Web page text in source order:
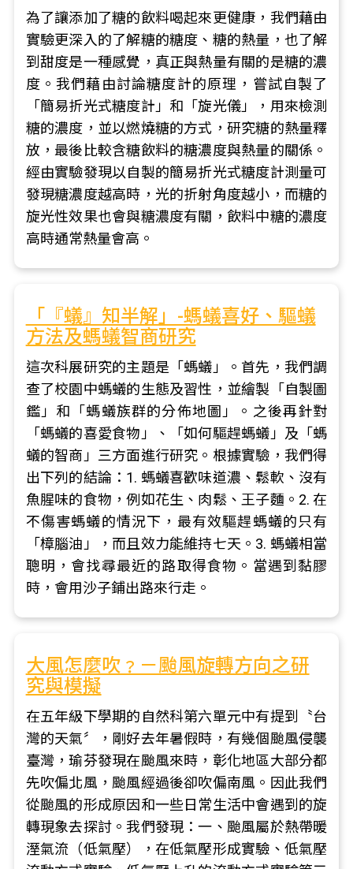
為了讓添加了糖的飲料喝起來更健康，我們藉由
實驗更深入的了解糖的糖度、糖的熱量，也了解
到甜度是一種感覺，真正與熱量有關的是糖的濃
度。我們藉由討論糖度計的原理，嘗試自製了
「簡易折光式糖度計」和「旋光儀」，用來檢測
糖的濃度，並以燃燒糖的方式，研究糖的熱量釋
放，最後比較含糖飲料的糖濃度與熱量的關係。
經由實驗發現以自製的簡易折光式糖度計測量可
發現糖濃度越高時，光的折射角度越小，而糖的
旋光性效果也會與糖濃度有關，飲料中糖的濃度
高時通常熱量會高。
「『蟻』知半解」-螞蟻喜好、驅蟻
方法及螞蟻智商研究
這次科展研究的主題是「螞蟻」。首先，我們調
查了校園中螞蟻的生態及習性，並繪製「自製圖
鑑」和「螞蟻族群的分佈地圖」。之後再針對
「螞蟻的喜愛食物」、「如何驅趕螞蟻」及「螞
蟻的智商」三方面進行研究。根據實驗，我們得
出下列的結論：1. 螞蟻喜歡味道濃、鬆軟、沒有
魚腥味的食物，例如花生、肉鬆、王子麵。2. 在
不傷害螞蟻的情況下，最有效驅趕螞蟻的只有
「樟腦油」，而且效力能維持七天。3. 螞蟻相當
聰明，會找尋最近的路取得食物。當遇到黏膠
時，會用沙子鋪出路來行走。
大風怎麼吹﹖－颱風旋轉方向之研
究與模擬
在五年級下學期的自然科第六單元中有提到〝台
灣的天氣〞，剛好去年暑假時，有幾個颱風侵襲
臺灣，瑜芬發現在颱風來時，彰化地區大部分都
先吹偏北風，颱風經過後卻吹偏南風。因此我們
從颱風的形成原因和一些日常生活中會遇到的旋
轉現象去探討。我們發現：一、颱風屬於熱帶暖
溼氣流（低氣壓），在低氣壓形成實驗、低氣壓